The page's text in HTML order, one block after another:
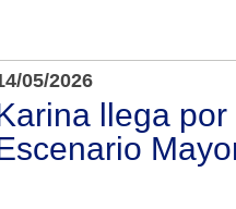
05/2026
llega